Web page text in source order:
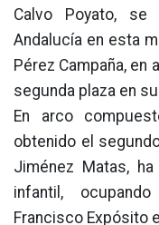
Calvo Poyato, se
Andalucía en esta
Pérez Campaña, en
segunda plaza en
En arco
obtenido el
Jiménez Matas,
infantil,
Francisco Expósito